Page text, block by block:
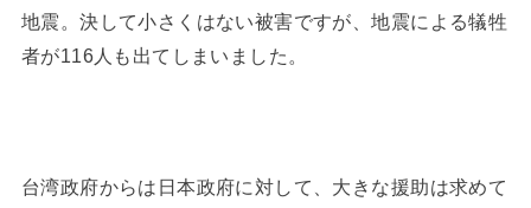
地震。決して小さくはない被害ですが、地震による犠牲
者が116人も出てしまいました。
台湾政府からは日本政府に対して、大きな援助は求めて